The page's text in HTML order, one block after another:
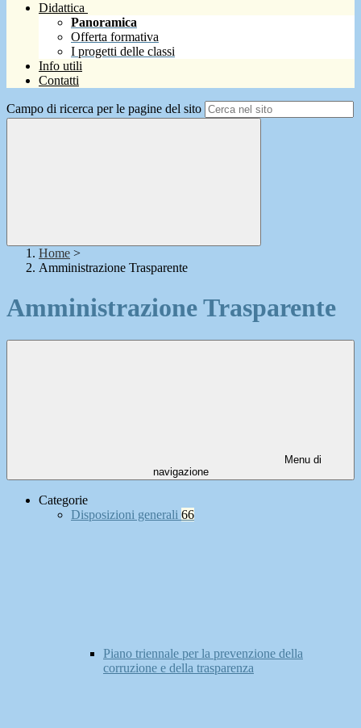
Didattica
Panoramica
Offerta formativa
I progetti delle classi
Info utili
Contatti
Campo di ricerca per le pagine del sito
Home >
Amministrazione Trasparente
Amministrazione Trasparente
Menu di
navigazione
Categorie
Disposizioni generali 66
Piano triennale per la prevenzione della
corruzione e della trasparenza